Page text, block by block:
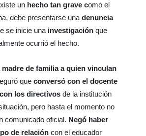
un hecho tan grave como el
debe presentarse una denuncia
se inicie una investigación que
ocurrió el hecho.
madre de familia a quien vinculan
que conversó con el docente
los directivosde la institución
pero hasta el momento no
comunicado oficial. Negó haber
de relacióncon el educador